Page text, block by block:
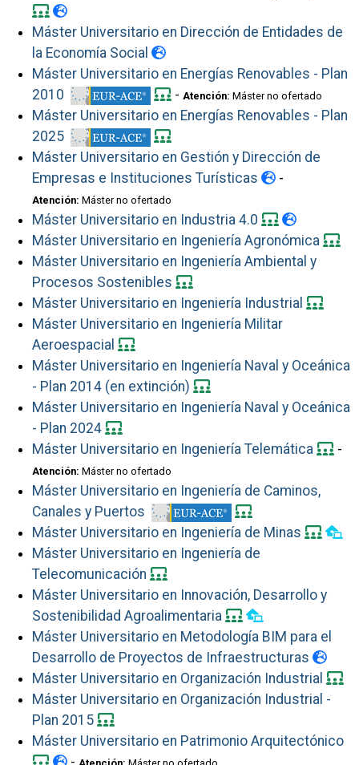
Máster Universitario en Dirección de Entidades de
la Economía Social
Máster Universitario en Energías Renovables - Plan
2010
- Atención: Máster no ofertado
Máster Universitario en Energías Renovables - Plan
2025
Máster Universitario en Gestión y Dirección de
Empresas e Instituciones Turísticas
-
Atención: Máster no ofertado
Máster Universitario en Industria 4.0
Máster Universitario en Ingeniería Agronómica
Máster Universitario en Ingeniería Ambiental y
Procesos Sostenibles
Máster Universitario en Ingeniería Industrial
Máster Universitario en Ingeniería Militar
Aeroespacial
Máster Universitario en Ingeniería Naval y Oceánica
- Plan 2014 (en extinción)
Máster Universitario en Ingeniería Naval y Oceánica
- Plan 2024
Máster Universitario en Ingeniería Telemática
-
Atención: Máster no ofertado
Máster Universitario en Ingeniería de Caminos,
Canales y Puertos
Máster Universitario en Ingeniería de Minas
Máster Universitario en Ingeniería de
Telecomunicación
Máster Universitario en Innovación, Desarrollo y
Sostenibilidad Agroalimentaria
Máster Universitario en Metodología BIM para el
Desarrollo de Proyectos de Infraestructuras
Máster Universitario en Organización Industrial
Máster Universitario en Organización Industrial -
Plan 2015
Máster Universitario en Patrimonio Arquitectónico
-